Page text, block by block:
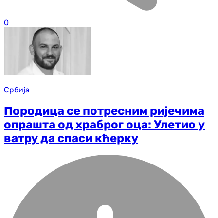
0
Србија
Породица се потресним ријечима
опрашта од храброг оца: Улетио у
ватру да спаси кћерку